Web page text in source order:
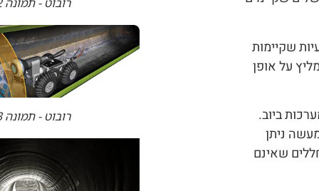
שקיימות
על אופן
ביוב.
ניתן
שאינם
רובוט - תמונה 3